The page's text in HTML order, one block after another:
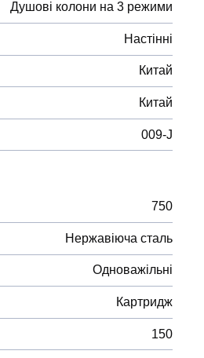
Душові колони на 3 режими
Настінні
Китай
Китай
009-J
750
Нержавіюча сталь
Одноважільні
Картридж
150